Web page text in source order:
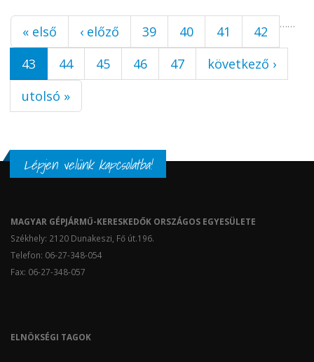
Oldalak
« első ‹ előző …
39 40 41
42
43
44 45 46 47
…
következő ›
utolsó »
Lépjen velünk kapcsolatba!
MAGYAR GÉPJÁRMŰ-KERESKEDŐK ORSZÁGOS EGYESÜLETE
Székhely: 2120 Dunakeszi, Fő út.196.
Telefon: 06-27-348-054
Fax: 06-27-348-057
ELNÖKSÉGI TAGOK